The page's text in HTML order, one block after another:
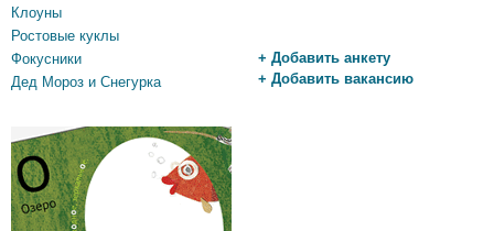
Клоуны
Ростовые куклы
Фокусники
Дед Мороз и Снегурка
+ Добавить анкету
+ Добавить вакансию